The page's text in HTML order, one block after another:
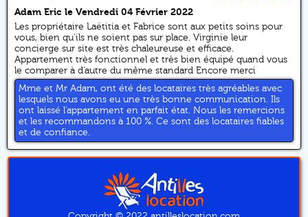
Adam Eric le Vendredi 04 Février 2022
Les propriétaire Laëtitia et Fabrice sont aux petits soins pour
vous, bien qu'ils ne soient pas sur place. Virginie leur
concierge sur site est très chaleureuse et efficace.
Appartement très fonctionnel et très bien équipé quand vous
le comparer à d'autre du même standard Encore merci
Mme et Mr Adam, ont été des locataires très agréables avec
lesquels nous avons eu une très bonne communication. Ils
ont laissé l’appartement en parfait état. Nous les remercions
et les recommandons à 100 %. Ce sont des locataires fiables
et de confiance.